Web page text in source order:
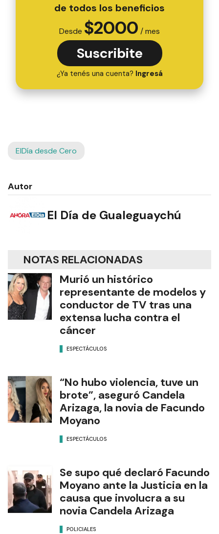
de todos los beneficios
Desde $2000 / mes
Suscribite
¿Ya tenés una cuenta? Ingresá
ElDía desde Cero
Autor
El Día de Gualeguaychú
NOTAS RELACIONADAS
Murió un histórico
representante de modelos y
conductor de TV tras una
extensa lucha contra el
cáncer
ESPECTÁCULOS
“No hubo violencia, tuve un
brote”, aseguró Candela
Arizaga, la novia de Facundo
Moyano
ESPECTÁCULOS
Se supo qué declaró Facundo
Moyano ante la Justicia en la
causa que involucra a su
novia Candela Arizaga
POLICIALES